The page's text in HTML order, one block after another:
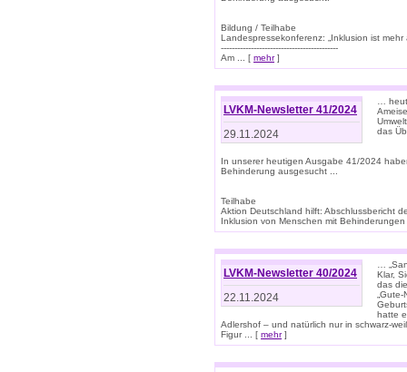
Bildung / Teilhabe
Landespressekonferenz: „Inklusion ist mehr
-------------------------------------------
Am ... [ mehr]
LVKM-Newsletter 41/2024
29.11.2024
…
das
In unserer heutigen Ausgabe 41/2024
Behinderung ausgesucht ...
Teilhabe
Aktion Deutschland hilft: Abschlussbericht
Inklusion von Menschen mit
LVKM-Newsletter 40/2024
22.11.2024
…
Klar,
das
hatte
Adlershof – und natürlich nur in schwarz-
Figur ... [ mehr]